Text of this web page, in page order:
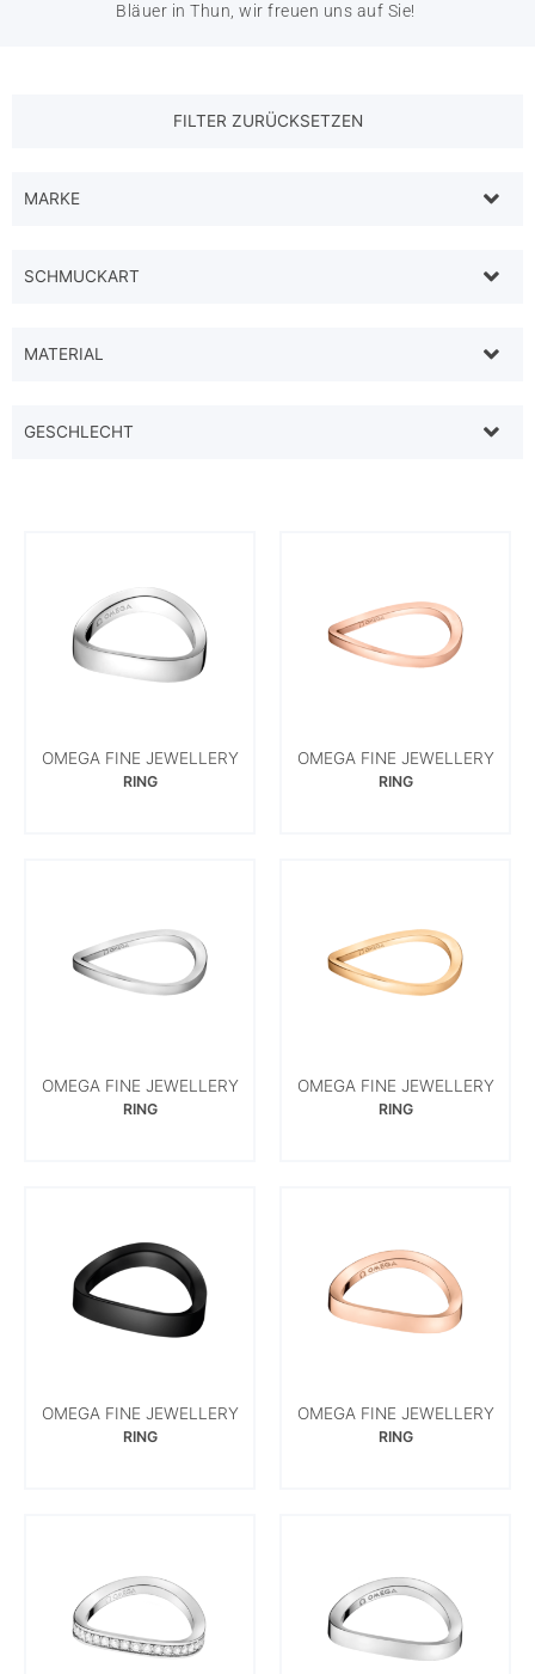
Bläuer in Thun, wir freuen uns auf Sie!
MARKE
SCHMUCKART
MATERIAL
GESCHLECHT
OMEGA FINE JEWELLERY
RING
OMEGA FINE JEWELLERY
RING
OMEGA FINE JEWELLERY
RING
OMEGA FINE JEWELLERY
RING
OMEGA FINE JEWELLERY
RING
OMEGA FINE JEWELLERY
RING